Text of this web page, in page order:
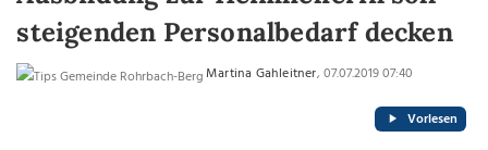
steigenden Personalbedarf decken
Martina Gahleitner, 07.07.2019 07:40
Vorlesen